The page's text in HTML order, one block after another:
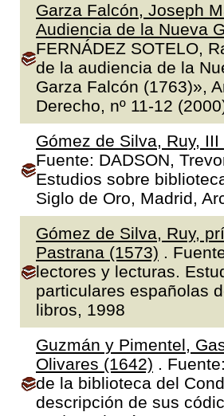
Garza Falcón, Joseph
Audiencia de la Nueva
FERNÁDEZ SOTELO,
de la audiencia de la
Garza Falcón (1763)»,
Derecho, nº 11-12
Gómez de Silva, Ruy,
Fuente: DADSON,
Estudios sobre
Siglo de Oro, Madrid,
Gómez de Silva, Ruy,
Pastrana (1573) .
lectores y lecturas.
particulares españolas
libros, 1998
Guzmán y Pimentel,
Olivares (1642) .
de la biblioteca del
descripción de sus